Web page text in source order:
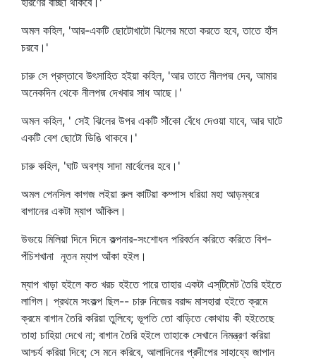
অমল কহিল, 'আর-একটি ছোটোখাটো ঝিলের মতো করতে হবে, তাতে হাঁস
চরবে।'
চারু সে প্রস্তাবে উৎসাহিত হইয়া কহিল, 'আর তাতে নীলপদ্ম দেব, আমার
অনেকদিন থেকে নীলপদ্ম দেখবার সাধ আছে।'
অমল কহিল, ' সেই ঝিলের উপর একটি সাঁকো বেঁধে দেওয়া যাবে, আর ঘাটে
একটি বেশ ছোটো ডিঙি থাকবে।'
চারু কহিল, 'ঘাট অবশ্য সাদা মার্বেলের হবে।'
অমল পেনসিল কাগজ লইয়া রুল কাটিয়া কম্পাস ধরিয়া মহা আড়ম্বরে
বাগানের একটা ম্যাপ আঁকিল।
উভয়ে মিলিয়া দিনে দিনে কল্পনার-সংশোধন পরিবর্তন করিতে করিতে বিশ-
পঁচিশখানা নূতন ম্যাপ আঁকা হইল।
ম্যাপ খাড়া হইলে কত খরচ হইতে পারে তাহার একটা এস্‌টিমেট তৈরি হইতে
লাগিল। প্রথমে সংকল্প ছিল-- চারু নিজের বরাদ্দ মাসহারা হইতে ক্রমে
ক্রমে বাগান তৈরি করিয়া তুলিবে; ভূপতি তো বাড়িতে কোথায় কী হইতেছে
তাহা চাহিয়া দেখে না; বাগান তৈরি হইলে তাহাকে সেখানে নিমন্ত্রণ করিয়া
আশ্চর্য করিয়া দিবে; সে মনে করিবে, আলাদিনের প্রদীপের সাহায্যে জাপান